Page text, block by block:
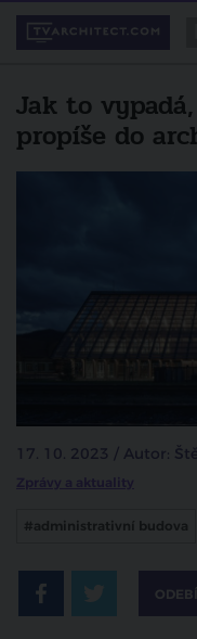
Jak to
propíše do
17. 10. 2023 / Autor:
Zprávy a aktuality
#administrativní budova
#kloboucká lesní